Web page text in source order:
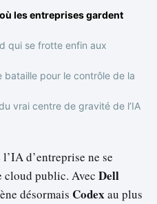
les entreprises gardent
qui se frotte enfin aux
bataille pour le contrôle de la
vrai centre de gravité de l’IA
d’entreprise ne se
cloud public. Avec Dell
désormais Codexau plus